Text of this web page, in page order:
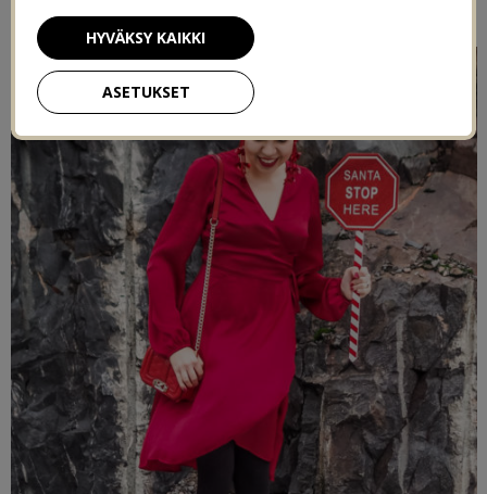
ASETUKSET
HYVÄKSY KAIKKI